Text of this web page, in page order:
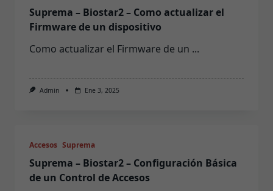
Suprema – Biostar2 – Como actualizar el
Firmware de un dispositivo
Como actualizar el Firmware de un ...
Admin Ene 3, 2025
Accesos Suprema
Suprema – Biostar2 – Configuración Básica
de un Control de Accesos